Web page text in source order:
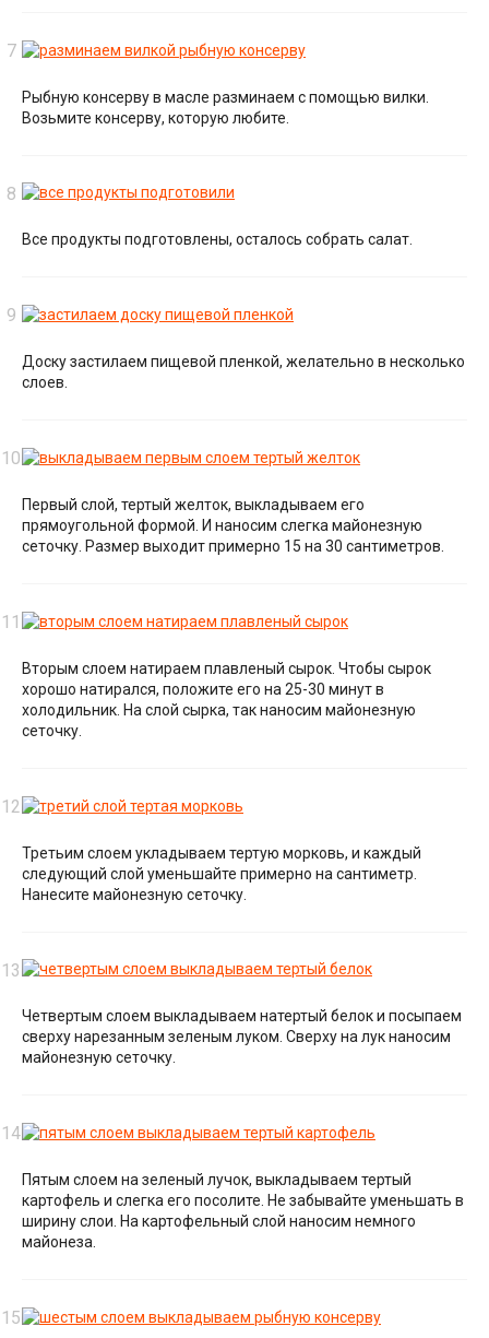
Рыбную консерву в масле разминаем с помощью вилки.
Возьмите консерву, которую любите.
Все продукты подготовлены, осталось собрать салат.
Доску застилаем пищевой пленкой, желательно в несколько
слоев.
Первый слой, тертый желток, выкладываем его
прямоугольной формой. И наносим слегка майонезную
сеточку. Размер выходит примерно 15 на 30 сантиметров.
Вторым слоем натираем плавленый сырок. Чтобы сырок
хорошо натирался, положите его на 25-30 минут в
холодильник. На слой сырка, так наносим майонезную
сеточку.
Третьим слоем укладываем тертую морковь, и каждый
следующий слой уменьшайте примерно на сантиметр.
Нанесите майонезную сеточку.
Четвертым слоем выкладываем натертый белок и посыпаем
сверху нарезанным зеленым луком. Сверху на лук наносим
майонезную сеточку.
Пятым слоем на зеленый лучок, выкладываем тертый
картофель и слегка его посолите. Не забывайте уменьшать в
ширину слои. На картофельный слой наносим немного
майонеза.